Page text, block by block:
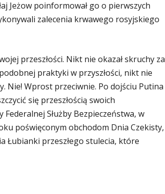
Jeżow poinformował go o pierwszych
zalecenia krwawego rosyjskiego
przeszłości. Nikt nie okazał skruchy za
praktyki w przyszłości, nikt nie
Nie! Wprost przeciwnie. Po dojściu Putina
się przeszłością swoich
Służby Bezpieczeństwa, w
poświęconym obchodom Dnia Czekisty,
Łubianki przeszłego stulecia, które